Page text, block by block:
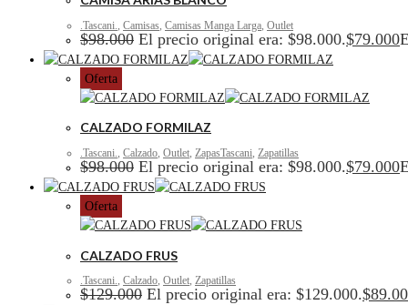
.Tascani. Camisas Camisas Manga Larga Outlet
$98.000 El precio original era: $98.000.$79.000
Oferta
CALZADO FORMILAZ
.Tascani., Calzado, Outlet, ZapasTascani, Zapatillas
$98.000 El precio original era: $98.000.$79.000
Oferta
CALZADO FRUS
.Tascani., Calzado, Outlet, Zapatillas
$129.000 El precio original era: $129.000.$